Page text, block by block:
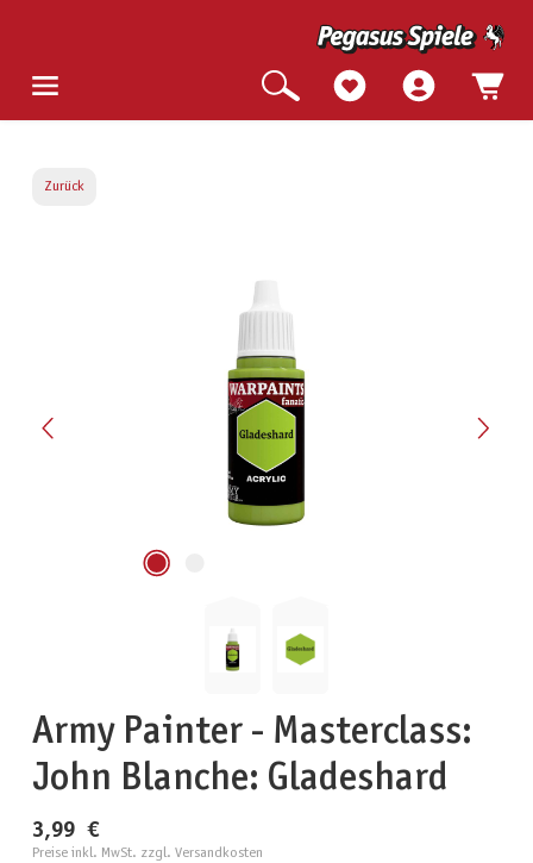
Zurück
Army Painter - Masterclass:
John Blanche: Gladeshard
3,99 €
Preise inkl. MwSt. zzgl. Versandkosten